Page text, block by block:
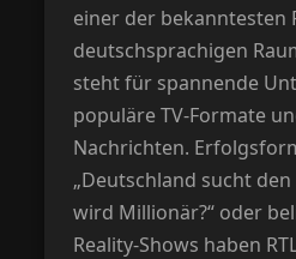
einer der bekanntesten
deutschsprachigen
steht für spannende
populäre TV-Formate
Nachrichten.
„Deutschland sucht den
wird Millionär?“ oder
Reality-Shows haben